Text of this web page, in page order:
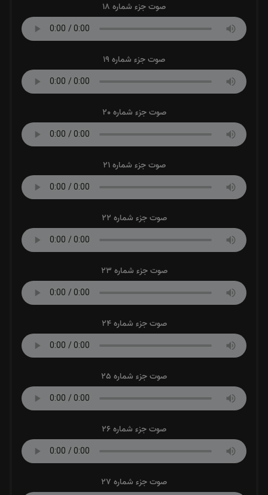
صوت جزء شماره 18
صوت جزء شماره 19
صوت جزء شماره 20
صوت جزء شماره 21
صوت جزء شماره 22
صوت جزء شماره 23
صوت جزء شماره 24
صوت جزء شماره 25
صوت جزء شماره 26
صوت جزء شماره 27